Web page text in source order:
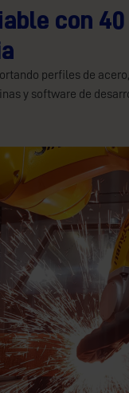
con 40
perfiles de
y software de